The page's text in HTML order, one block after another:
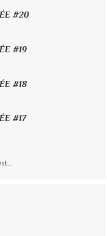
#20
#19
#18
#17